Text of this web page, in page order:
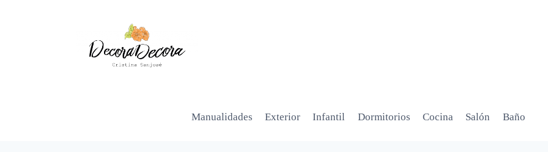
Manualidades Exterior Infantil Dormitorios Cocina Salón Baño